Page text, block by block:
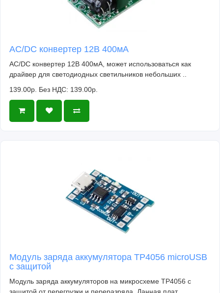
AC/DC конвертер 12В 400мА
AC/DC конвертер 12В 400мА, может использоваться как
драйвер для светодиодных светильников небольших ..
139.00р. Без НДС: 139.00р.
Модуль заряда аккумулятора TP4056 microUSB
с защитой
Модуль заряда аккумуляторов на микросхеме TP4056 с